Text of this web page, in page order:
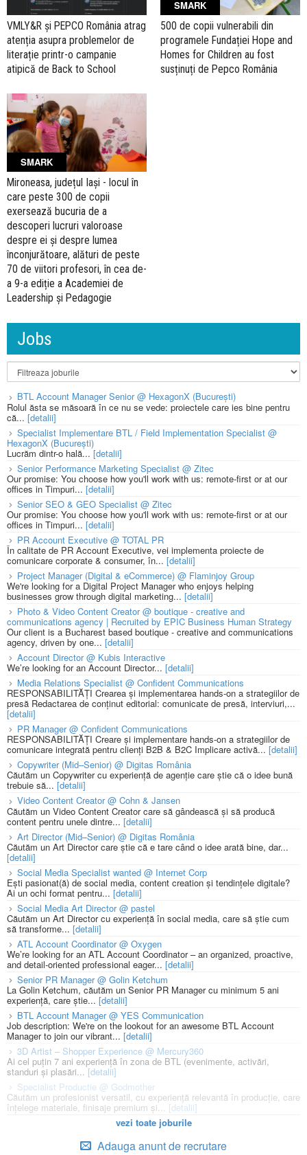
VMLY&R și PEPCO România atrag
atenția asupra problemelor de
literație printr-o campanie
atipică de Back to School
SMARK
500 de copii vulnerabili din
programele Fundației Hope and
Homes for Children au fost
susținuți de Pepco România
SMARK
Mironeasa, județul Iași - locul în
care peste 300 de copii
exersează bucuria de a
descoperi lucruri valoroase
despre ei și despre lumea
înconjurătoare, alături de peste
70 de viitori profesori, în cea de-
a 9-a ediție a Academiei de
Leadership și Pedagogie
Jobs
BTL Account Manager Senior @ HexagonX (București)
Rolul ăsta se măsoară în ce nu se vede: proiectele care ies bine pentru
că... [detalii]
Specialist Implementare BTL / Field Implementation Specialist @
HexagonX (București)
Lucrăm dintr-o hală...[detalii]
Senior Performance Marketing Specialist @ Zitec
Our promise: You choose how you'll work with us: remote-first or at our
offices in Timpuri... [detalii]
Senior SEO & GEO Specialist @ Zitec
Our promise: You choose how you'll work with us: remote-first or at our
offices in Timpuri... [detalii]
PR Account Executive @ TOTAL PR
În calitate de PR Account Executive, vei implementa proiecte de
comunicare corporate & consumer, în... [detalii]
Project Manager (Digital & eCommerce) @ Flaminjoy Group
We're looking for a Digital Project Manager who enjoys helping
businesses grow through digital marketing... [detalii]
Photo & Video Content Creator @ boutique - creative and
communications agency | Recruited by EPIC Business Human Strategy
Our client is a Bucharest based boutique - creative and communications
agency, driven by one... [detalii]
Account Director @ Kubis Interactive
We’re looking for an Account Director... [detalii]
Media Relations Specialist @ Confident Communications
RESPONSABILITĂȚI Crearea și implementarea hands-on a strategiilor de
presă Redactarea de conținut editorial: comunicate de presă, interviuri,...
[detalii]
PR Manager @ Confident Communications
RESPONSABILITĂȚI Creare și implementare hands-on a strategiilor de
comunicare integrată pentru clienți B2B & B2C Implicare activă... [detalii]
Copywriter (Mid–Senior) @ Digitas România
Căutăm un Copywriter cu experiență de agenție care știe că o idee bună
trebuie să... [detalii]
Video Content Creator @ Cohn & Jansen
Căutăm un Video Content Creator care să gândească și să producă
content pentru unele dintre... [detalii]
Art Director (Mid–Senior) @ Digitas România
Căutăm un Art Director care știe că e tare când o idee arată bine, dar...
[detalii]
Social Media Specialist wanted @ Internet Corp
Ești pasionat(ă) de social media, content creation și tendințele digitale?
Ai un ochi format pentru... [detalii]
Social Media Art Director @ pastel
Căutăm un Art Director cu experiență în social media, care să știe cum
să transforme... [detalii]
ATL Account Coordinator @ Oxygen
We’re looking for an ATL Account Coordinator – an organized, proactive,
and detail-oriented professional eager... [detalii]
Senior PR Manager @ Golin Ketchum
La Golin Ketchum, căutăm un Senior PR Manager cu minimum 5 ani
experiență, care știe... [detalii]
BTL Account Manager @ YES Communication
Job description: We're on the lookout for an awesome BTL Account
Manager to join our vibrant... [detalii]
3D Artist – Shopper Experience @ Mercury360
Ai cel puțin 7 ani experiență în zona de BTL (evenimente, activări,
standuri și plasări... [detalii]
Specialist Productie @ Godmother
Căutăm un profesionist versatil, cu experiență relevantă în producție, care
înțelege materiale, finisaje premium și... [detalii]
vezi toate joburile
Adauga anunt de recrutare